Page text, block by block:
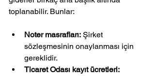
toplanabilir. Bunlar:
Noter masrafları: Şirket
sözleşmesinin onaylanması için
gereklidir.
Ticaret Odası kayıt ücretleri: